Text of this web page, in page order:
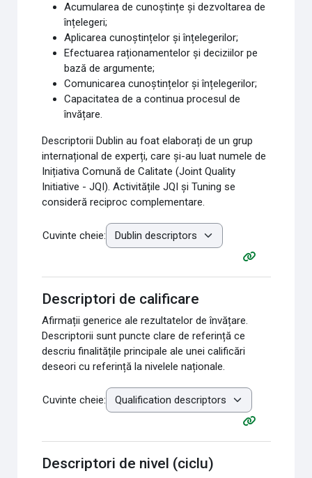
Acumularea de cunoștințe și dezvoltarea de
înțelegeri;
Aplicarea cunoștințelor și înțelegerilor;
Efectuarea raționamentelor și deciziilor pe
bază de argumente;
Comunicarea cunoștințelor și înțelegerilor;
Capacitatea de a continua procesul de
învățare.
Descriptorii Dublin au foat elaborați de un grup
internațional de experți, care și-au luat numele de
Inițiativa Comună de Calitate (Joint Quality
Initiative - JQI). Activitățile JQI și Tuning se
consideră reciproc complementare.
Cuvinte cheie:
Descriptori de calificare
Afirmații generice ale rezultatelor de învățare.
Descriptorii sunt puncte clare de referință ce
descriu finalitățile principale ale unei calificări
deseori cu referință la nivelele naționale.
Cuvinte cheie:
Descriptori de nivel (ciclu)